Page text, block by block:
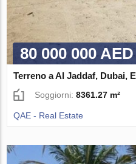
80 000 000 AED
Terreno a Al Jaddaf, Dubai,
Soggiorni:8361.27 m²
QAE - Real Estate